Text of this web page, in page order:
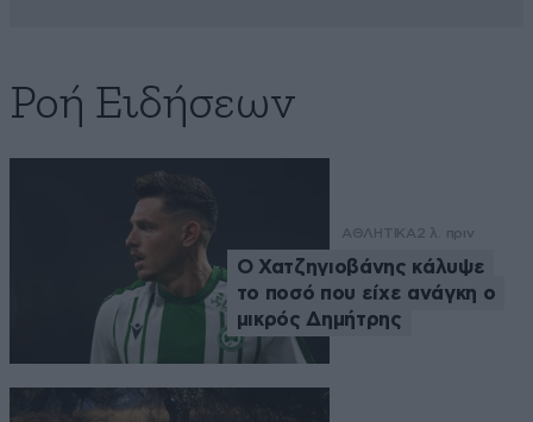
Ροή Ειδήσεων
ΑΘΛΗΤΙΚΑ2 λ. πριν
Ο Χατζηγιοβάνης κάλυψε
το ποσό που είχε ανάγκη ο
μικρός Δημήτρης